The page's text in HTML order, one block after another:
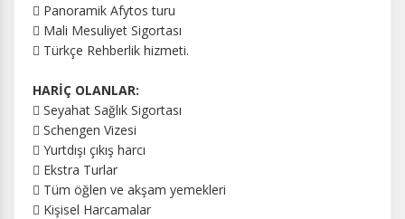
 Panoramik Afytos turu
 Mali Mesuliyet Sigortası
 Türkçe Rehberlik hizmeti.
HARİÇ OLANLAR:
 Seyahat Sağlık Sigortası
 Schengen Vizesi
 Yurtdışı çıkış harcı
 Ekstra Turlar
 Tüm öğlen ve akşam yemekleri
 Kişisel Harcamalar